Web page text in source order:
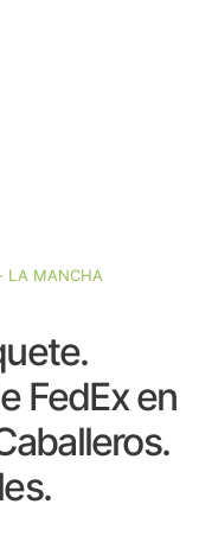
LA MANCHA
FedEx en